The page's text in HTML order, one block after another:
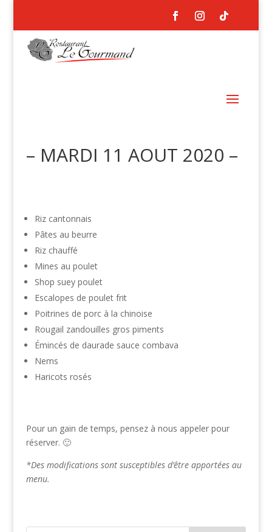
– MARDI 11 AOUT 2020 –
Riz cantonnais
Pâtes au beurre
Riz chauffé
Mines au poulet
Shop suey poulet
Escalopes de poulet frit
Poitrines de porc à la chinoise
Rougail zandouilles gros piments
Émincés de daurade sauce combava
Nems
Haricots rosés
Pour un gain de temps, pensez à nous appeler pour
réserver. 🙂
*Des modifications sont susceptibles d’être apportées au
menu.